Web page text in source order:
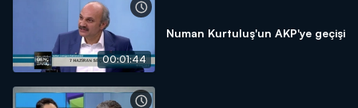
00:01:44
Numan Kurtuluş'un AKP'ye geçişi